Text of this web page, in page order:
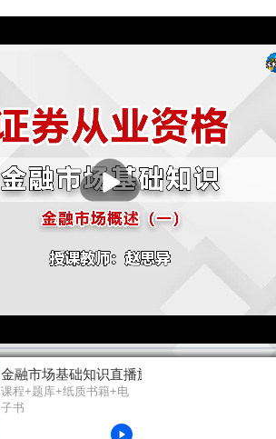
播
放
金融市场基础知识直播旗舰班
课程+题库+纸质书籍+电
子书